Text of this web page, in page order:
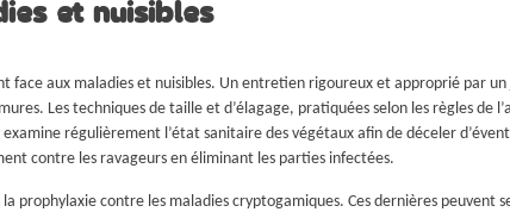
et nuisibles
face aux maladies et nuisibles. Un entretien rigoureux et approprié par
Les techniques de taille et d’élagage, pratiquées selon les règles de
régulièrement l’état sanitaire des végétaux afin de déceler
contre les ravageurs en éliminant les parties infectées.
prophylaxie contre les maladies cryptogamiques. Ces dernières peuvent